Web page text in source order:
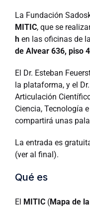
La Fundación
MITIC, que se
h en las oficinas de la
de Alvear 636, piso
El Dr. Esteban
la plataforma, y el
Articulación
Ciencia, Tecnología
compartirá unas
La entrada es
(ver al final).
Qué es
El MITIC (Mapa de